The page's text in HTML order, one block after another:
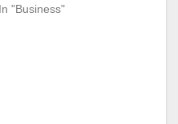
In "Business"